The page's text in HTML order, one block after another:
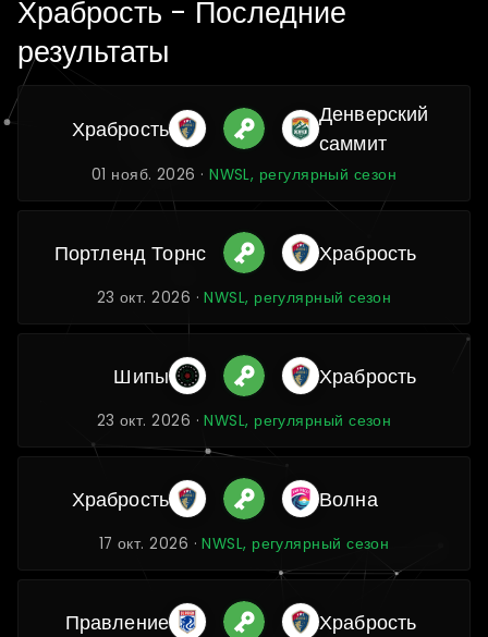
Храбрость - Последние
результаты
Храбрость
Денверский
саммит
01 нояб. 2026 ·NWSL, регулярный сезон
Портленд Торнс Храбрость
23 окт. 2026 ·NWSL, регулярный сезон
Шипы Храбрость
23 окт. 2026 ·NWSL, регулярный сезон
Храбрость Волна
17 окт. 2026 ·NWSL, регулярный сезон
Правление Храбрость